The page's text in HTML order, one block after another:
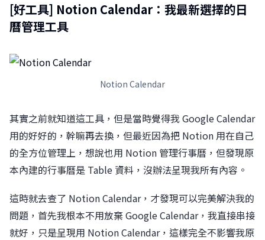
[好工具] Notion Calendar：我最新選擇的日
曆管理工具
Notion Calendar
其實之前就知道這工具，但是當時覺得我 Google Calendar
用的好好的，幹嘛再去換，但最近因為把 Notion 用在自己
的全方位管理上，想說也用 Notion 管理行事曆，但發現原
本內建的行事曆是 Table 資料，沒辦法呈現我所有內容。
這時就去查了 Notion Calendar，才發現可以完美解決我的
問題，首先我根本不用放棄 Google Calendar，我直接串接
就好，只是呈現用 Notion Calendar，這樣完全不影響我原